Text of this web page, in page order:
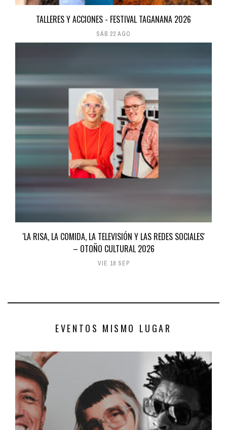
TALLERES Y ACCIONES - FESTIVAL TAGANANA 2026
SÁB 22 AGO
'LA RISA, LA COMIDA, LA TELEVISIÓN Y LAS REDES SOCIALES'
– OTOÑO CULTURAL 2026
VIE 18 SEP
EVENTOS MISMO LUGAR